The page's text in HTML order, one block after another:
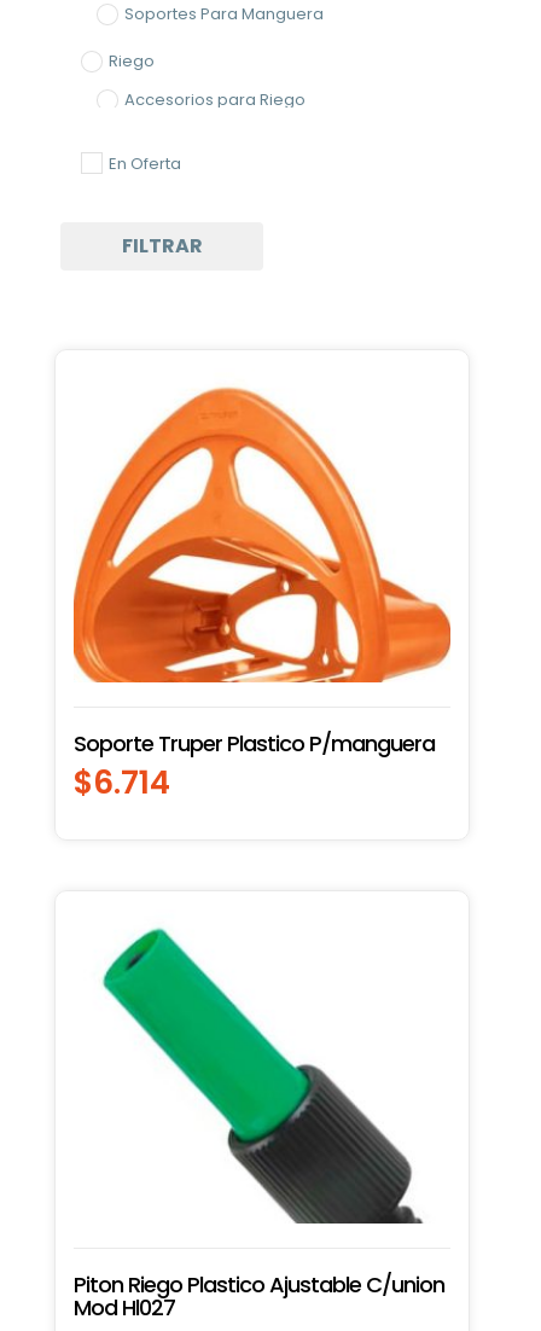
Soportes Para Manguera
Riego
Accesorios para Riego
En Oferta
FILTRAR
Soporte Truper Plastico P/manguera
$6.714
Piton Riego Plastico Ajustable C/union
Mod Hl027